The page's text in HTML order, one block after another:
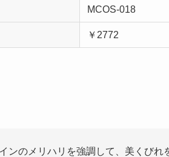
MCOS-018
￥2772
ンのメリハリを強調して、美くびれ